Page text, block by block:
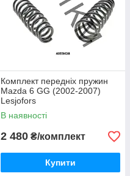
Комплект передніх пружин
Mazda 6 GG (2002-2007)
Lesjofors
В наявності
2 480 ₴/комплект
Купити